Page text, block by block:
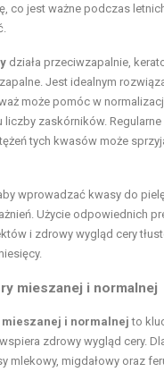
co jest ważne podczas
działa przeciwzapalnie,
Jest idealnym
może pomóc w
liczby zaskórników.
tych kwasów może
wprowadzać kwasy do
Użycie odpowiednich
i zdrowy wygląd cery
mieszanej i normalnej
mieszanej i normalnej to
zdrowy wygląd cery.
mlekowy, migdałowy oraz